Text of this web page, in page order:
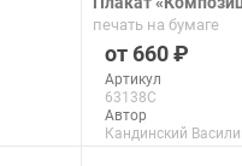
печать на бумаге
660
Артикул
63138C
Автор
Кандинский